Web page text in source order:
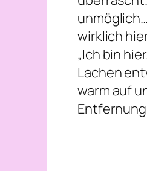
wirklich
„Ich bin
Lachen
warm auf